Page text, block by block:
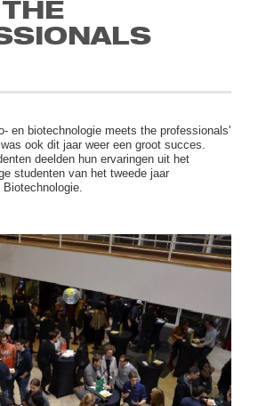
en biotechnologie meets the professionals'
ook dit jaar weer een groot succes.
deelden hun ervaringen uit het
studenten van het tweede jaar
Biotechnologie.